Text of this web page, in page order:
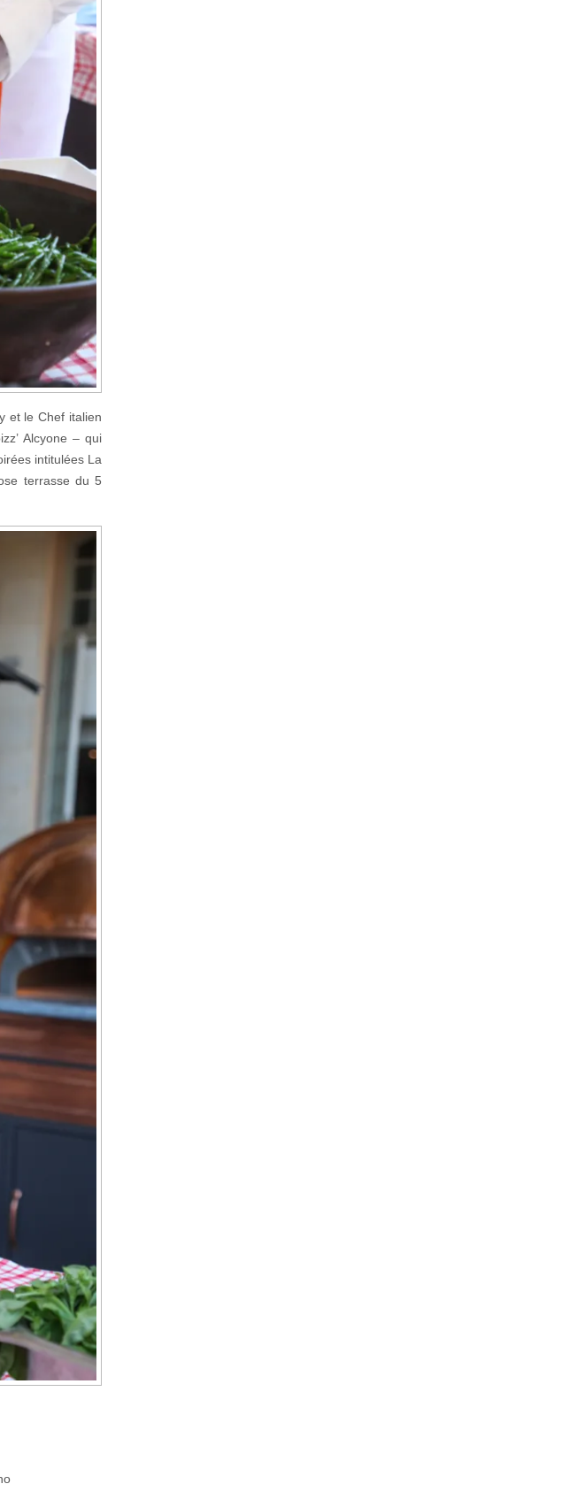
et le Chef italien
Alcyone – qui
intitulées La
terrasse du 5